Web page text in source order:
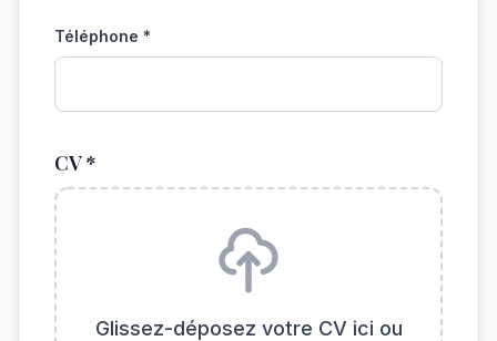
Téléphone *
CV *
Glissez-déposez votre CV ici ou